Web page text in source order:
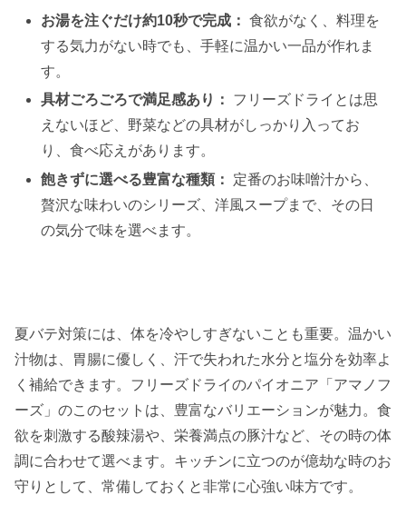
お湯を注ぐだけ約10秒で完成： 食欲がなく、料理を
する気力がない時でも、手軽に温かい一品が作れま
す。
具材ごろごろで満足感あり：
フリーズドライとは思
えないほど、野菜などの具材がしっかり入ってお
り、食べ応えがあります。
飽きずに選べる豊富な種類：
定番のお味噌汁から、
贅沢な味わいのシリーズ、洋風スープまで、その日
の気分で味を選べます。
夏バテ対策には、体を冷やしすぎないことも重要。温かい
汁物は、胃腸に優しく、汗で失われた水分と塩分を効率よ
く補給できます。フリーズドライのパイオニア「アマノフ
ーズ」のこのセットは、豊富なバリエーションが魅力。食
欲を刺激する酸辣湯や、栄養満点の豚汁など、その時の体
調に合わせて選べます。キッチンに立つのが億劫な時のお
守りとして、常備しておくと非常に心強い味方です。